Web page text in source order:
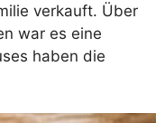
verkauft. Über
war es eine
haben die